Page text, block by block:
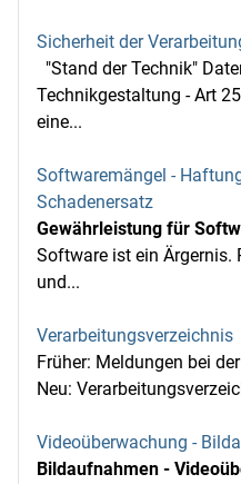
Sicherheit der
"Stand der Technik"
Technikgestaltung - Art
eine...
Softwaremängel -
Schadenersatz
Gewährleistung für
Software ist ein Ärgernis.
und...
Verarbeitungsverzeichnis
Früher: Meldungen bei
Neu:
Videoüberwachung -
Bildaufnahmen -